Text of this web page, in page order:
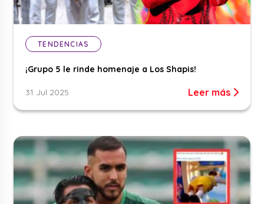
TENDENCIAS
¡Grupo 5 le rinde homenaje a Los Shapis!
31 Jul 2025 Leer más